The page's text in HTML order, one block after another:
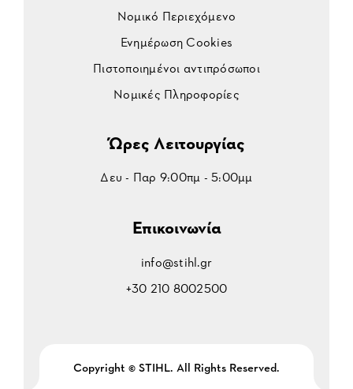
Νομικό Περιεχόμενο
Ενημέρωση Cookies
Πιστοποιημένοι αντιπρόσωποι
Νομικές Πληροφορίες
Ώρες Λειτουργίας
Δευ - Παρ 9:00πμ - 5:00μμ
Επικοινωνία
info@stihl.gr
+30 210 8002500
Copyright © STIHL. All Rights Reserved.